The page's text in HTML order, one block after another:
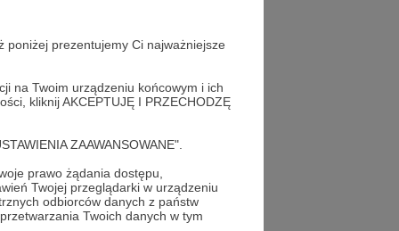
poniżej prezentujemy Ci najważniejsze
na Twoim urządzeniu końcowym i ich
kliknij AKCEPTUJĘ I PRZECHODZĘ
ZAAWANSOWANE".
prawo żądania dostępu,
Twojej przeglądarki w urządzeniu
odbiorców danych z państw
Twoich danych w tym